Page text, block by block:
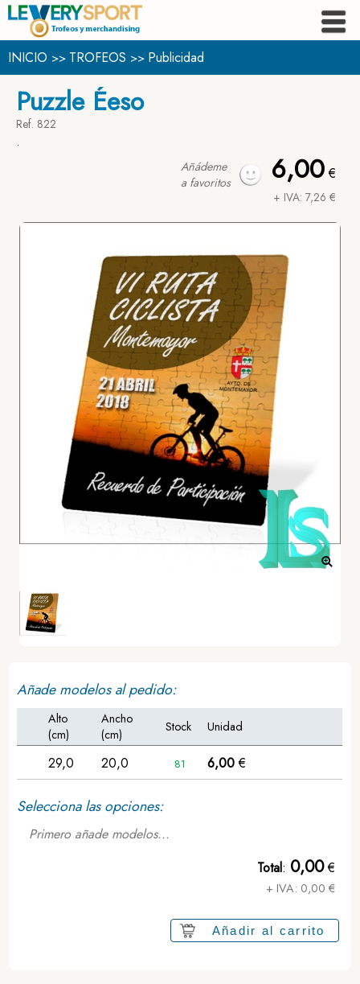
INICIO >> TROFEOS >> Publicidad
Puzzle Éeso
Ref. 822
.
6,00€
+ IVA: 7,26 €
Añádeme
a favoritos
Añade modelos al pedido:
Alto
(cm)
Ancho
(cm)
Stock Unidad
29,0 20,0 81 6,00€
Selecciona las opciones:
Primero añade modelos...
Total: 0,00€
+ IVA: 0,00 €
Añadir al carrito